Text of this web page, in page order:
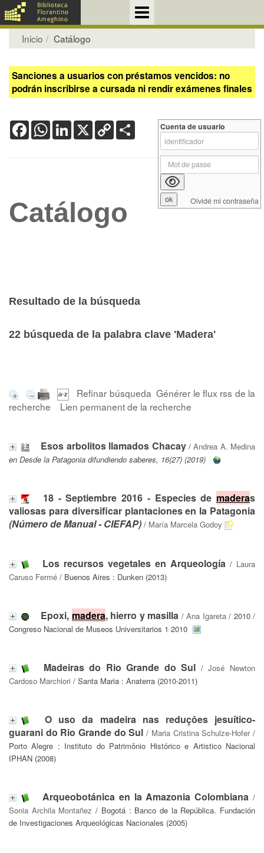
Inicio Catálogo
Sanciones a usuarios con préstamos vencidos: no
podrán inscribirse a cursada ni rendir exámenes finales
FacebookWhatsApp
LinkedIn
X Copy
Link
Catálogo
Resultado de la búsqueda
22 búsqueda de la palabra clave 'Madera'
Refinar búsqueda Générer le flux rss de la
recherche
Lien permanent de la recherche
Esos arbolitos llamados Chacay/Andrea A. Medina
en Desde la Patagonia difundiendo saberes, 16(27) (2019)
18 - Septiembre 2016 - Especies de maderas
valiosas para diversificar plantaciones en la Patagonia
(Número de Manual - CIEFAP) / María Marcela Godoy
Los recursos vegetales en Arqueología / Laura
Caruso Fermé / Buenos Aires : Dunken (2013)
Epoxi, madera, hierro y masilla /Ana Igareta/ 2010 /
Congreso Nacional de Museos Universitarios 1 2010
Madeiras do Rio Grande do Sul /José Newton
Cardoso Marchiori / Santa Maria : Anaterra (2010-2011)
O uso da madeira nas reduçôes jesuítico-
guarani do Rio Grande do Sul / Maria Cristina Schulze-Hofer/
Porto Alegre : Instituto do Patrimônio Histórico e Artistico Nacional
IPHAN (2008)
Arqueobotánica en la Amazonia Colombiana /
Sonia Archila Montañez / Bogotá : Banco de la República. Fundación
de Investigaciones Arqueológicas Nacionales (2005)
Cuenta de usuario
Olvidé mi contraseña